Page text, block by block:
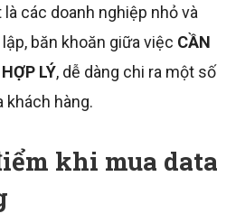
các doanh nghiệp nhỏ và
băn khoăn giữa việc CẦN
LÝ, dễ dàng chi ra một số
khách hàng.
khi mua data